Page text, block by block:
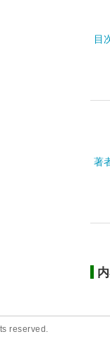
目
著
reserved.